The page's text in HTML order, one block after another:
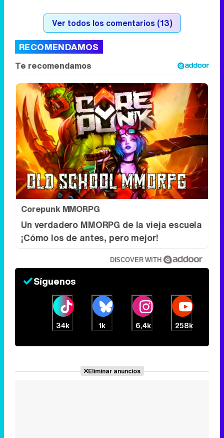
Corepunk MMORPG
Un verdadero MMORPG de la vieja escuela
¡Cómo los de antes, pero mejor!
DISCOVER WITH
Síguenos
6,4k 258k
Eliminar anuncios